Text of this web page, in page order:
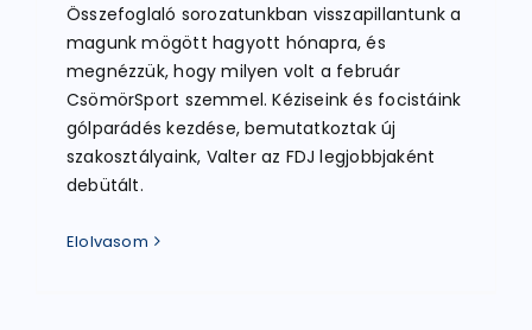
Összefoglaló sorozatunkban visszapillantunk a
magunk mögött hagyott hónapra, és
megnézzük, hogy milyen volt a február
CsömörSport szemmel. Kéziseink és focistáink
gólparádés kezdése, bemutatkoztak új
szakosztályaink, Valter az FDJ legjobbjaként
debütált.
Elolvasom